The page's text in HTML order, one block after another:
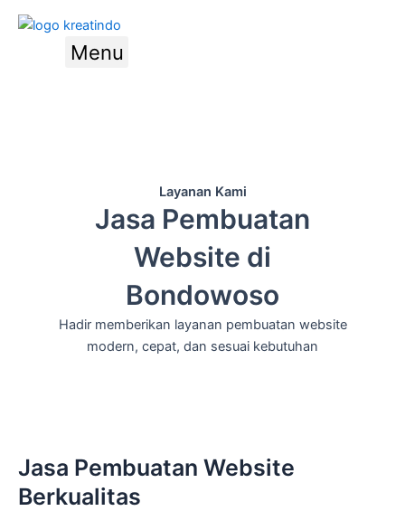
Menu
Layanan Kami
Jasa Pembuatan
Website di
Bondowoso
Hadir memberikan layanan pembuatan website
modern, cepat, dan sesuai kebutuhan
Jasa Pembuatan Website
Berkualitas